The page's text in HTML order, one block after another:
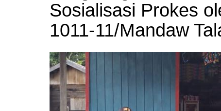
Sosialisasi Prokes
1011-11/Mandaw